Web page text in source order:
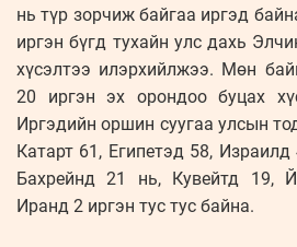
нь түр зорчиж байгаа иргэд
иргэн бүгд тухайн улс дахь
хүсэлтээ илэрхийлжээ. Мөн
20 иргэн эх орондоо буцах
Иргэдийн оршин суугаа улсын
Катарт 61, Египетэд 58,
Бахрейнд 21 нь, Кувейтд 19,
Иранд 2 иргэн тус тус байна.